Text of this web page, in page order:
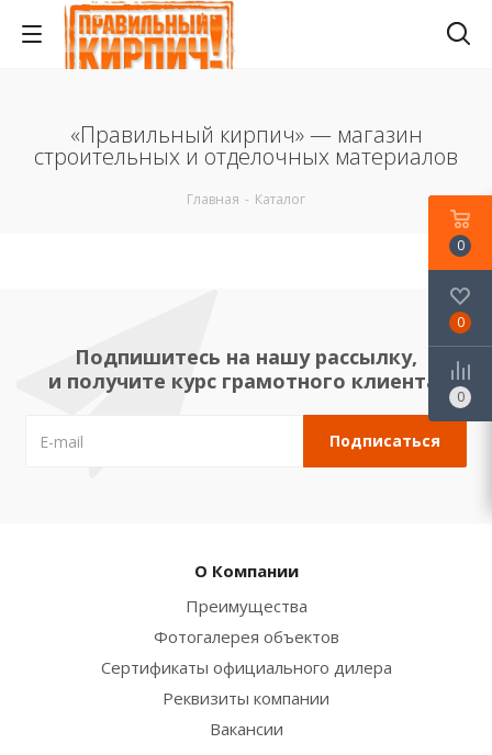
«Правильный кирпич» — магазин
строительных и отделочных материалов
Главная - Каталог
Подпишитесь на нашу рассылку,
и получите курс грамотного клиента!
О Компании
Преимущества
Фотогалерея объектов
Сертификаты официального дилера
Реквизиты компании
Вакансии
0
0
0